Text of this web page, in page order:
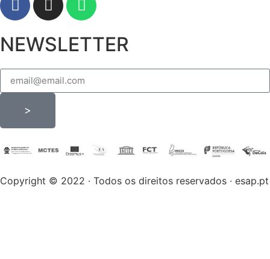
NEWSLETTER
>
Copyright © 2022 · Todos os direitos reservados · esap.pt